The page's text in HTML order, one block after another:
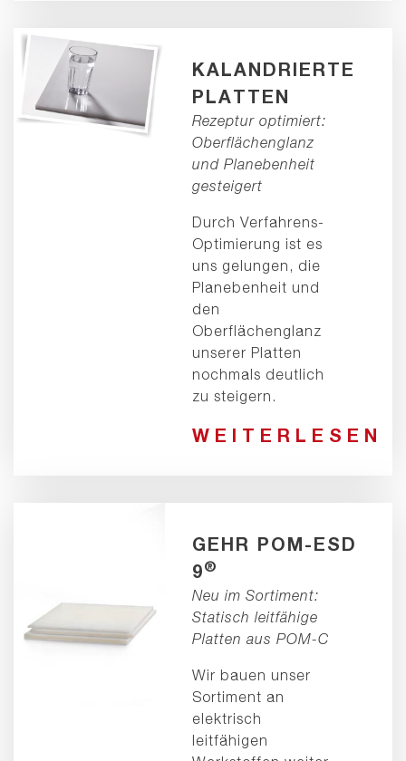
KALANDRIERTE
PLATTEN
Rezeptur optimiert:
Oberflächenglanz
und Planebenheit
gesteigert
Durch Verfahrens-
Optimierung ist es
uns gelungen, die
Planebenheit und
den
Oberflächenglanz
unserer Platten
nochmals deutlich
zu steigern.
WEITERLESEN
GEHR POM-ESD
9®
Neu im Sortiment:
Statisch leitfähige
Platten aus POM-C
Wir bauen unser
Sortiment an
elektrisch
leitfähigen